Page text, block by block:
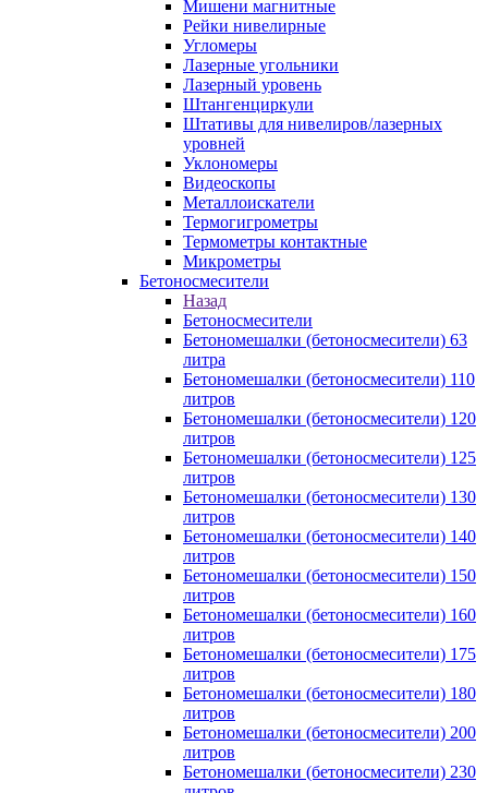
Мишени магнитные
Рейки нивелирные
Угломеры
Лазерные угольники
Лазерный уровень
Штангенциркули
Штативы для нивелиров/лазерных
уровней
Уклономеры
Видеоскопы
Металлоискатели
Термогигрометры
Термометры контактные
Микрометры
Бетоносмесители
Назад
Бетоносмесители
Бетономешалки (бетоносмесители) 63
литра
Бетономешалки (бетоносмесители) 110
литров
Бетономешалки (бетоносмесители) 120
литров
Бетономешалки (бетоносмесители) 125
литров
Бетономешалки (бетоносмесители) 130
литров
Бетономешалки (бетоносмесители) 140
литров
Бетономешалки (бетоносмесители) 150
литров
Бетономешалки (бетоносмесители) 160
литров
Бетономешалки (бетоносмесители) 175
литров
Бетономешалки (бетоносмесители) 180
литров
Бетономешалки (бетоносмесители) 200
литров
Бетономешалки (бетоносмесители) 230